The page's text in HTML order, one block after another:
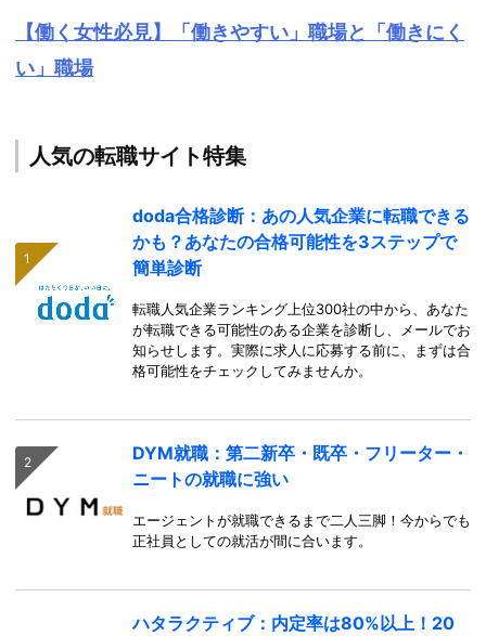
【働く女性必見】「働きやすい」職場と「働きにく
い」職場
人気の転職サイト特集
doda合格診断：あの人気企業に転職できる
かも？あなたの合格可能性を3ステップで
簡単診断
転職人気企業ランキング上位300社の中から、あなた
が転職できる可能性のある企業を診断し、メールでお
知らせします。実際に求人に応募する前に、まずは合
格可能性をチェックしてみませんか。
DYM就職：第二新卒・既卒・フリーター・
ニートの就職に強い
エージェントが就職できるまで二人三脚！今からでも
正社員としての就活が間に合います。
ハタラクティブ：内定率は80%以上！20